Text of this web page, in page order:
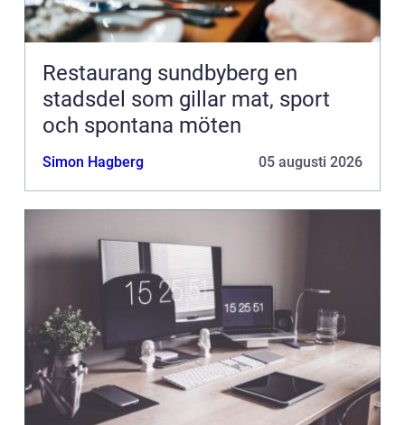
Restaurang sundbyberg en
stadsdel som gillar mat, sport
och spontana möten
Simon Hagberg 05 augusti 2026